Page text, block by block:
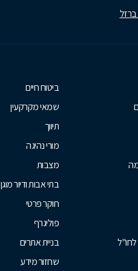
לחו"ל
ביטוח חיים
שמאי מקרקעין
תיווך
מורי נהיגה
מצבות
בתי אבות ודיור מוגן
חוקר פרטי
פוליגרף
בניית אתרים
שחזור מידע